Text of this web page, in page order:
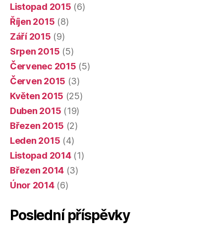
Listopad 2015 (6)
Říjen 2015 (8)
Září 2015 (9)
Srpen 2015 (5)
Červenec 2015 (5)
Červen 2015 (3)
Květen 2015 (25)
Duben 2015 (19)
Březen 2015 (2)
Leden 2015 (4)
Listopad 2014(1)
Březen 2014 (3)
Únor 2014(6)
Poslední příspěvky